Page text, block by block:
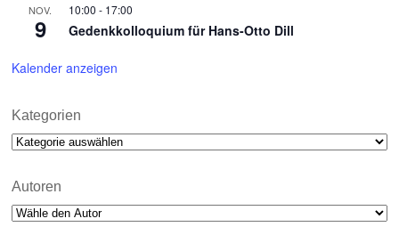
NOV.
9
10:00 - 17:00
Gedenkkolloquium für Hans-Otto Dill
Kalender anzeigen
Kategorien
Kategorien
Autoren